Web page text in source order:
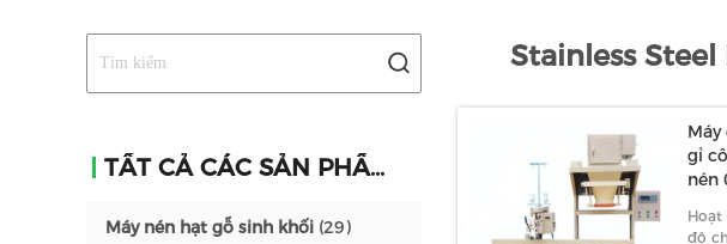
TẤT CẢ CÁC SẢN PHẨM
Máy nén hạt gỗ sinh khối (29)
Stainless
gỉ
nén
Hoạt
độ